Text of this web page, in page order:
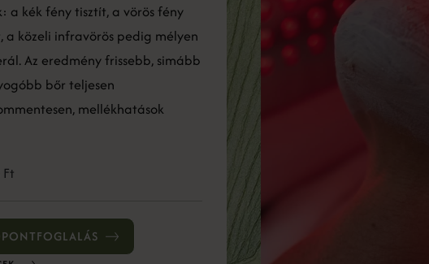
a kék fény tisztít, a vörös fény
közeli infravörös pedig mélyen
Az eredmény frissebb, simább
bőr teljesen
mellékhatások